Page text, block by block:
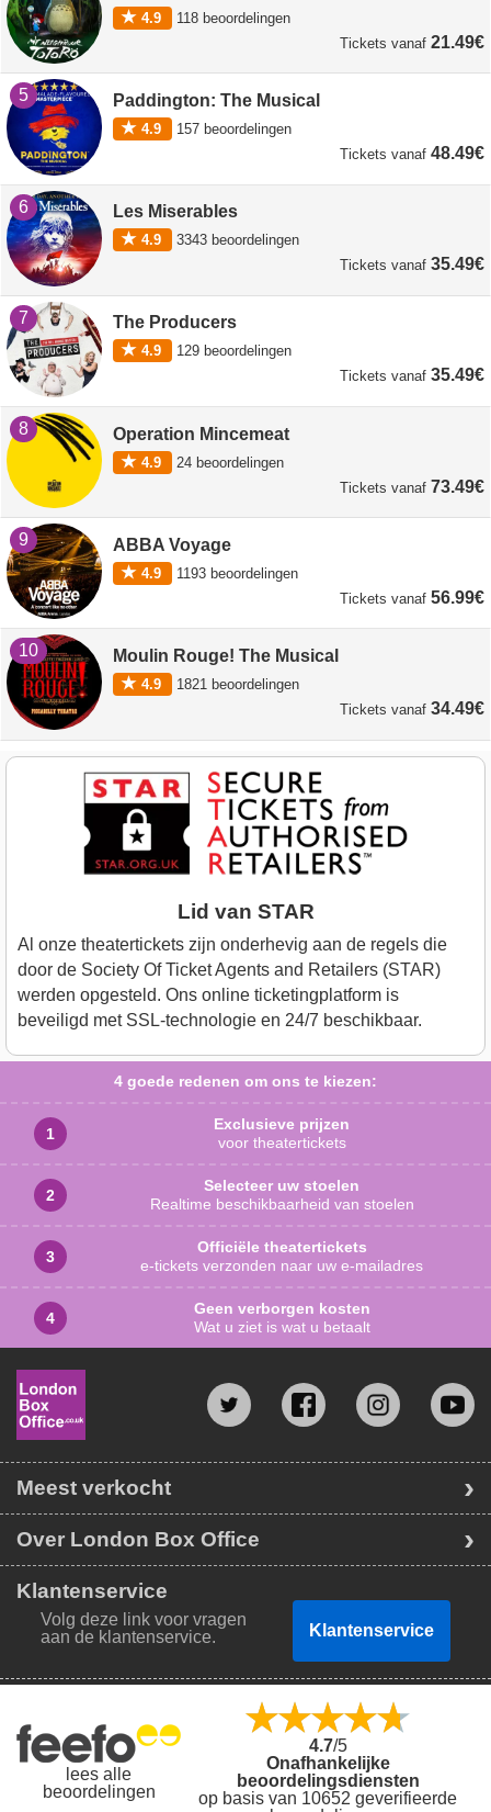
4 goede redenen om ons te kiezen:
Exclusieve prijzen
voor theatertickets
Selecteer uw stoelen
Realtime beschikbaarheid van stoelen
Officiële theatertickets
e-tickets verzonden naar uw e-mailadres
Geen verborgen kosten
Wat u ziet is wat u betaalt
4.9 118 beoordelingen
Tickets vanaf 21.49€
5 Paddington: The Musical
4.9 157 beoordelingen
Tickets vanaf 48.49€
6 Les Miserables
4.9 3343 beoordelingen
Tickets vanaf 35.49€
7 The Producers
4.9 129 beoordelingen
Tickets vanaf 35.49€
8 Operation Mincemeat
4.9 24 beoordelingen
Tickets vanaf 73.49€
9 ABBA Voyage
4.9 1193 beoordelingen
Tickets vanaf 56.99€
10 Moulin Rouge! The Musical
4.9 1821 beoordelingen
Tickets vanaf 34.49€
Lid van STAR
Al onze theatertickets zijn onderhevig aan de regels die
door de Society Of Ticket Agents and Retailers (STAR)
werden opgesteld. Ons online ticketingplatform is
beveiligd met SSL-technologie en 24/7 beschikbaar.
Meest verkocht
Over London Box Office
Klantenservice
Volg deze link voor vragen
aan de klantenservice.
Klantenservice
lees alle
beoordelingen
4.7/5
Onafhankelijke
beoordelingsdiensten
op basis van 10652 geverifieerde